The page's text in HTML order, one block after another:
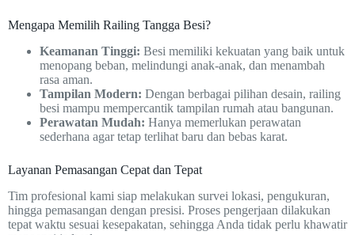
Mengapa Memilih Railing Tangga Besi?
Keamanan Tinggi: Besi memiliki kekuatan yang baik untuk
menopang beban, melindungi anak-anak, dan menambah
rasa aman.
Tampilan Modern: Dengan berbagai pilihan desain, railing
besi mampu mempercantik tampilan rumah atau bangunan.
Perawatan Mudah: Hanya memerlukan perawatan
sederhana agar tetap terlihat baru dan bebas karat.
Layanan Pemasangan Cepat dan Tepat
Tim profesional kami siap melakukan survei lokasi, pengukuran,
hingga pemasangan dengan presisi. Proses pengerjaan dilakukan
tepat waktu sesuai kesepakatan, sehingga Anda tidak perlu khawatir